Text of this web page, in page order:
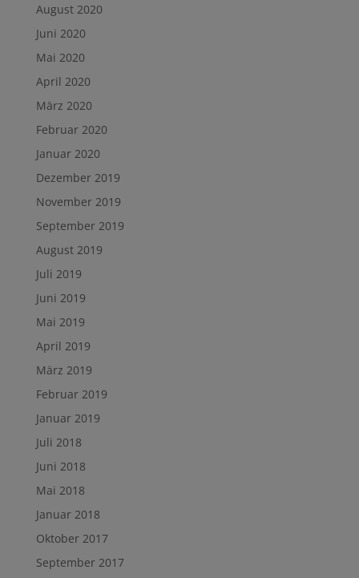
August 2020
Juni 2020
Mai 2020
April 2020
März 2020
Februar 2020
Januar 2020
Dezember 2019
November 2019
September 2019
August 2019
Juli 2019
Juni 2019
Mai 2019
April 2019
März 2019
Februar 2019
Januar 2019
Juli 2018
Juni 2018
Mai 2018
Januar 2018
Oktober 2017
September 2017